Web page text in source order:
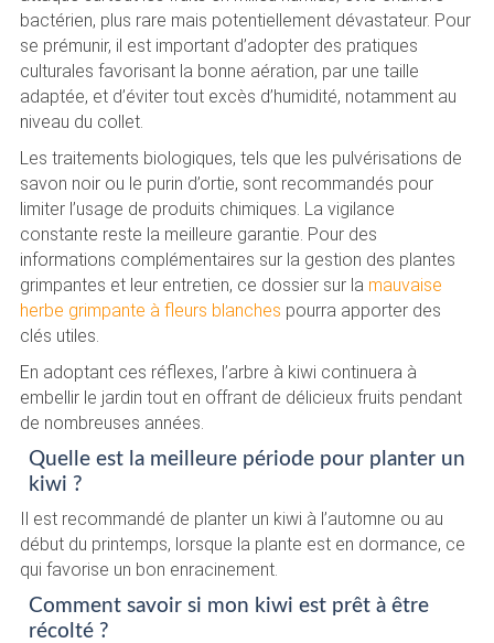
bactérien, plus rare mais potentiellement dévastateur. Pour
se prémunir, il est important d’adopter des pratiques
culturales favorisant la bonne aération, par une taille
adaptée, et d’éviter tout excès d’humidité, notamment au
niveau du collet.
Les traitements biologiques, tels que les pulvérisations de
savon noir ou le purin d’ortie, sont recommandés pour
limiter l’usage de produits chimiques. La vigilance
constante reste la meilleure garantie. Pour des
informations complémentaires sur la gestion des plantes
grimpantes et leur entretien, ce dossier sur la mauvaise
herbe grimpante à fleurs blanches pourra apporter des
clés utiles.
En adoptant ces réflexes, l’arbre à kiwi continuera à
embellir le jardin tout en offrant de délicieux fruits pendant
de nombreuses années.
Quelle est la meilleure période pour planter un
kiwi ?
Il est recommandé de planter un kiwi à l’automne ou au
début du printemps, lorsque la plante est en dormance, ce
qui favorise un bon enracinement.
Comment savoir si mon kiwi est prêt à être
récolté ?